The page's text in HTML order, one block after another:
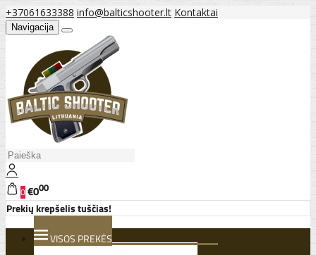
+37061633388 info@balticshooter.lt Kontaktai
Navigacija
0€000
Prekių krepšelis tuščias!
VISOS PREKĖS